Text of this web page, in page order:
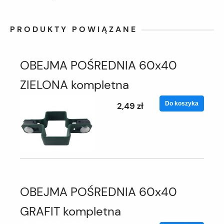
PRODUKTY POWIĄZANE
OBEJMA POŚREDNIA 60x40
ZIELONA kompletna
2,49 zł Do koszyka
OBEJMA POŚREDNIA 60x40
GRAFIT kompletna